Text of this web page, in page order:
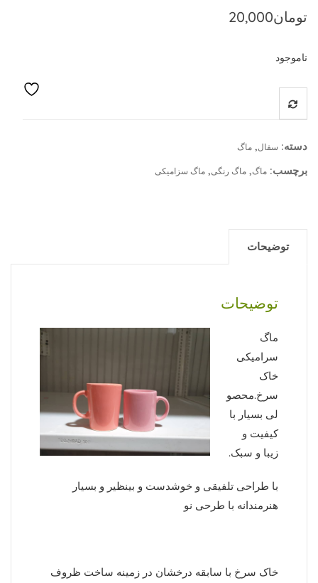
تومان20,000
ناموجود
دسته: سفال, ماگ
برچسب: ماگ, ماگ رنگی, ماگ سزامیکی
توضیحات
توضیحات
ماگ
سرامیکی
خاک
سرخ.محصو
لی بسیار با
کیفیت و
زیبا و سبک.
با طراحی تلفیقی و خوشدست و بینظیر و بسیار
هنرمندانه با طرحی نو
خاک سرخ با سابقه درخشان در زمینه ساخت ظروف